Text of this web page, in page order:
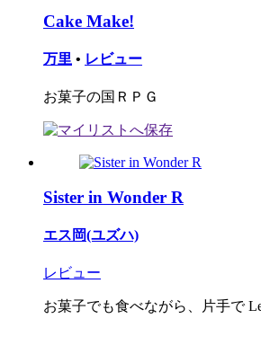
Cake Make!
万里 • レビュー
お菓子の国ＲＰＧ
Sister in Wonder R
エス岡(ユズハ)
レビュー
お菓子でも食べながら、片手で